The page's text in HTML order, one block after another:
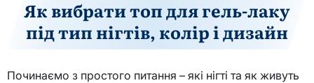
Як вибрати топ для гель-лаку
під тип нігтів, колір і дизайн
Починаємо з простого питання – які нігті та як живуть